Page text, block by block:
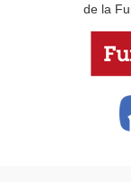
de la